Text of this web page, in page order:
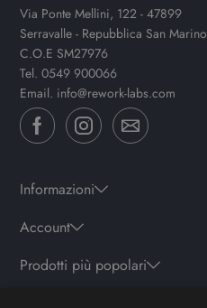
Via Ponte Mellini, 122 - 47899
Serravalle - Repubblica San Marino
C.O.E SM27976
Tel.0549 900066
Email. info@rework-labs.com
Informazioni
Account
Prodotti più popolari